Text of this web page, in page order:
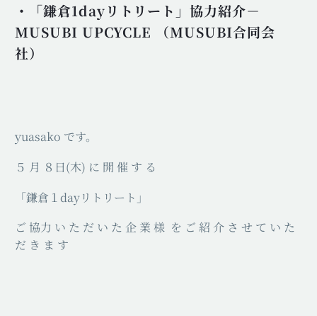
・「鎌倉1dayリトリート」協力紹介－
MUSUBI UPCYCLE （MUSUBI合同会
社）
yuasako です。
５ 月 ８日(木) に 開 催 す る
「鎌倉１dayリトリート」
ご 協力 い た だ い た 企 業 様 を ご 紹 介 さ せ て い た
だ き ま す